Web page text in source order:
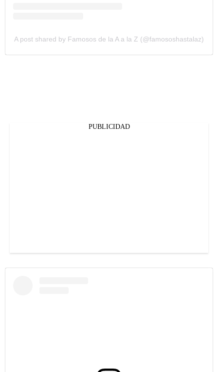
A post shared by Famosos de la A a la Z (@famososhastalaz)
PUBLICIDAD